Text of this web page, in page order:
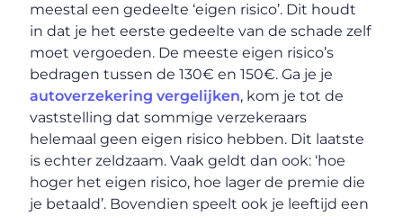
meestal een gedeelte ‘eigen risico’. Dit houdt
in dat je het eerste gedeelte van de schade zelf
moet vergoeden. De meeste eigen risico’s
bedragen tussen de 130€ en 150€. Ga je je
autoverzekering vergelijken, kom je tot de
vaststelling dat sommige verzekeraars
helemaal geen eigen risico hebben. Dit laatste
is echter zeldzaam. Vaak geldt dan ook: ‘hoe
hoger het eigen risico, hoe lager de premie die
je betaald’. Bovendien speelt ook je leeftijd een